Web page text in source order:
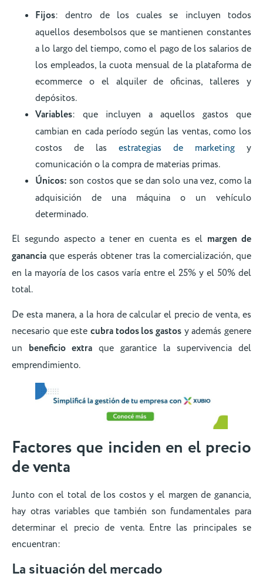
Fijos: dentro de los cuales se incluyen todos
aquellos desembolsos que se mantienen constantes
a lo largo del tiempo, como el pago de los salarios de
los empleados, la cuota mensual de la plataforma de
ecommerce o el alquiler de oficinas, talleres y
depósitos.
Variables: que incluyen a aquellos gastos que
cambian en cada período según las ventas, como los
costos de las estrategias de marketing y
comunicación o la compra de materias primas.
Únicos: son costos que se dan solo una vez, como la
adquisición de una máquina o un vehículo
determinado.
El segundo aspecto a tener en cuenta es el margen de
ganancia que esperás obtener tras la comercialización, que
en la mayoría de los casos varía entre el 25% y el 50% del
total.
De esta manera, a la hora de calcular el precio de venta, es
necesario que este cubra todos los gastos y además genere
un beneficio extra que garantice la supervivencia del
emprendimiento.
Factores que inciden en el precio
de venta
Junto con el total de los costos y el margen de ganancia,
hay otras variables que también son fundamentales para
determinar el precio de venta. Entre las principales se
encuentran:
La situación del mercado